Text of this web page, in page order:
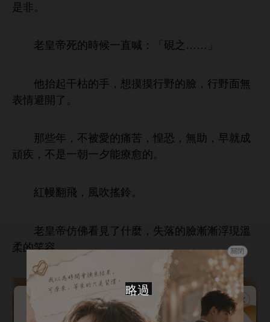
非。
老皇帝 候 直喊：「硯之……」
抬起干枯 ， 摸摸 野 ，
野面無
表
避 。
些 ， 被 痛苦，惶恐，無助，
就成
頑疾，
朝 夕能療愈 。
幔翻 ， 吹搖鈴。
老皇帝仿佛 見 什麼，失落
漸漸浮現
柔
笑容。 關閉